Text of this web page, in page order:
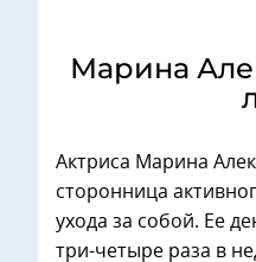
Марина
Актриса Марина
сторонница
ухода за собой. Ее
три-четыре раза в